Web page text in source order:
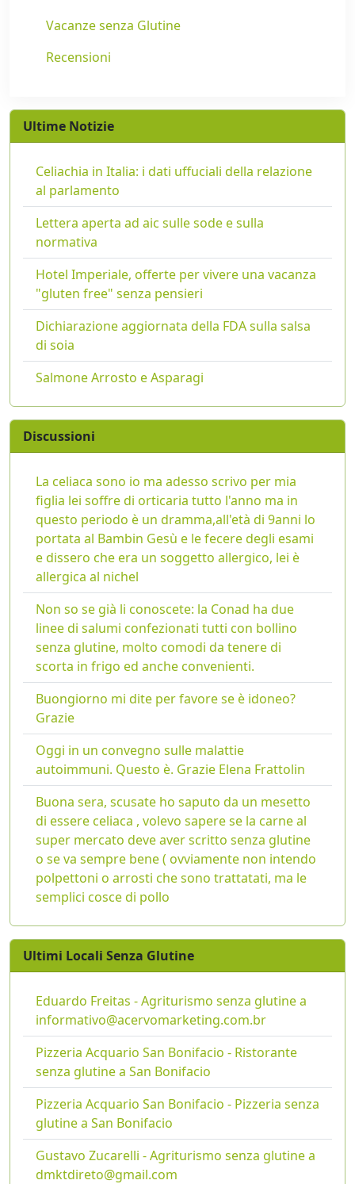
Vacanze senza Glutine
Recensioni
Ultime Notizie
Celiachia in Italia: i dati uffuciali della relazione
al parlamento
Lettera aperta ad aic sulle sode e sulla
normativa
Hotel Imperiale, offerte per vivere una vacanza
"gluten free" senza pensieri
Dichiarazione aggiornata della FDA sulla salsa
di soia
Salmone Arrosto e Asparagi
Discussioni
La celiaca sono io ma adesso scrivo per mia
figlia lei soffre di orticaria tutto l'anno ma in
questo periodo è un dramma,all'età di 9anni lo
portata al Bambin Gesù e le fecere degli esami
e dissero che era un soggetto allergico, lei è
allergica al nichel
Non so se già li conoscete: la Conad ha due
linee di salumi confezionati tutti con bollino
senza glutine, molto comodi da tenere di
scorta in frigo ed anche convenienti.
Buongiorno mi dite per favore se è idoneo?
Grazie
Oggi in un convegno sulle malattie
autoimmuni. Questo è. Grazie Elena Frattolin
Buona sera, scusate ho saputo da un mesetto
di essere celiaca , volevo sapere se la carne al
super mercato deve aver scritto senza glutine
o se va sempre bene ( ovviamente non intendo
polpettoni o arrosti che sono trattatati, ma le
semplici cosce di pollo
Ultimi Locali Senza Glutine
Eduardo Freitas - Agriturismo senza glutine a
informativo@acervomarketing.com.br
Pizzeria Acquario San Bonifacio - Ristorante
senza glutine a San Bonifacio
Pizzeria Acquario San Bonifacio - Pizzeria senza
glutine a San Bonifacio
Gustavo Zucarelli - Agriturismo senza glutine a
dmktdireto@gmail.com